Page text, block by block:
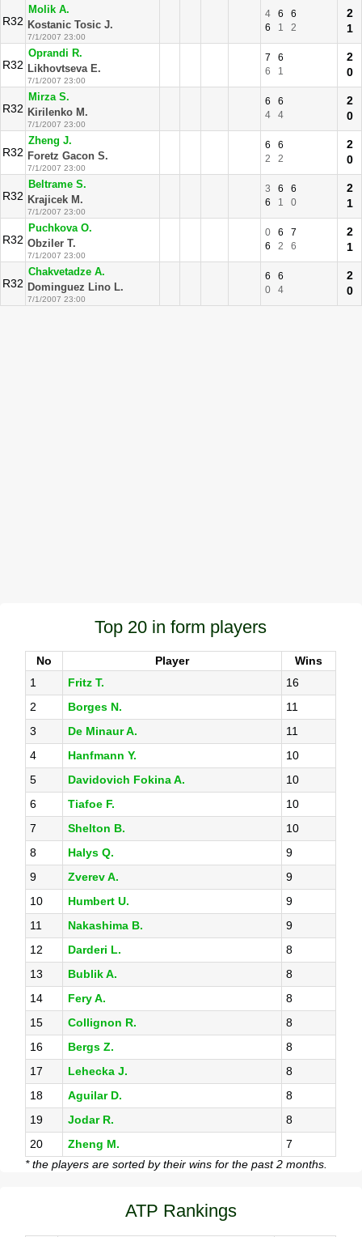
R32
Molik A.
Kostanic Tosic J.
7/1/2007 23:00
4 6
6
6
1 2
2
1
R32
Oprandi R.
Likhovtseva E.
7/1/2007 23:00
7
6
6
1
2
0
R32
Mirza S.
Kirilenko M.
7/1/2007 23:00
6
6
4
4
2
0
R32
Zheng J.
Foretz Gacon S.
7/1/2007 23:00
6
6
2
2
2
0
R32
Beltrame S.
Krajicek M.
7/1/2007 23:00
3 6
6
6
1 0
2
1
R32
Puchkova O.
Obziler T.
7/1/2007 23:00
0 6
7
6
2 6
2
1
R32
Chakvetadze A.
Dominguez Lino L.
7/1/2007 23:00
6
6
0
4
2
0
Top 20 in form players
No Player
Wins
1
Fritz T.
16
2
Borges N.
11
3
De Minaur A.
11
4
Hanfmann Y.
10
5
Davidovich Fokina A.
10
6
Tiafoe F.
10
7
Shelton B.
10
8
Halys Q.
9
9
Zverev A.
9
10
Humbert U.
9
11
Nakashima B.
9
12
Darderi L.
8
13
Bublik A.
8
14
Fery A.
8
15
Collignon R.
8
16
Bergs Z.
8
17
Lehecka J.
8
18
Aguilar D.
8
19
Jodar R.
8
20
Zheng M.
7
* the players are sorted by their wins for the past 2 months.
ATP Rankings